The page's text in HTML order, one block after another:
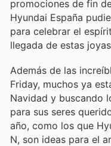
promociones de fin
Hyundai España
para celebrar el
llegada de estas
Además de las
Friday, muchos ya
Navidad y buscando
para sus seres
año, como los que
N, son ideas para el